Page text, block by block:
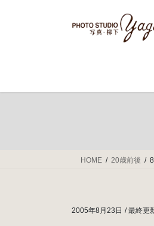
ス
ン
HOME 20歳前後
2005年8月23日 / 最終更